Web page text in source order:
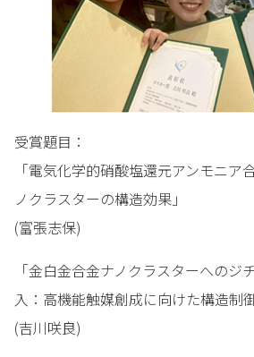
受賞題目：
「電気化学的硝酸塩還元アンモニア
ノクラスターの構造効果」
(富張志保)
「金白金合金ナノクラスターへのジ
入：高機能触媒創成に向けた構造制御
(吉川咲良)